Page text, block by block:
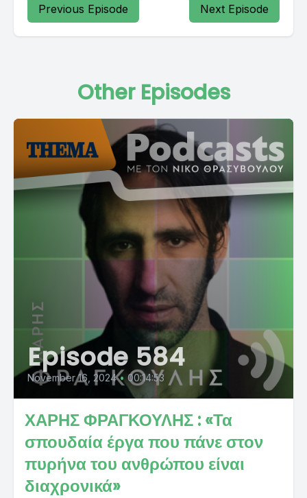
Previous Episode Next Episode
Other Episodes
Episode 584
November 16, 2024 • 00:14:53
ΧΑΡΗΣ ΦΡΑΓΚΟΥΛΗΣ : «Τα
σπουδαία έργα που πάνε στον
πυρήνα του ανθρώπου είναι
διαχρονικά»